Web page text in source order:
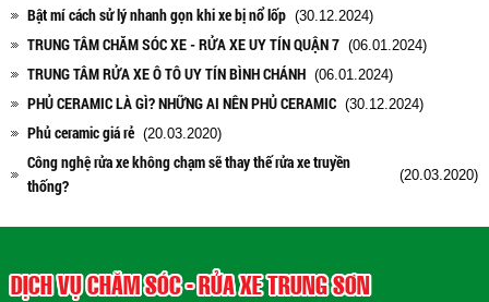
Bật mí cách sử lý nhanh gọn khi xe bị nổ lốp (30.12.2024)
TRUNG TÂM CHĂM SÓC XE - RỬA XE UY TÍN QUẬN 7 (06.01.2024)
TRUNG TÂM RỬA XE Ô TÔ UY TÍN BÌNH CHÁNH (06.01.2024)
PHỦ CERAMIC LÀ GÌ? NHỮNG AI NÊN PHỦ CERAMIC (30.12.2024)
Phủ ceramic giá rẻ (20.03.2020)
Công nghệ rửa xe không chạm sẽ thay thế rửa xe truyền
thống?
(20.03.2020)
DỊCH VỤ CHĂM SÓC - RỬA XE TRUNG SƠN